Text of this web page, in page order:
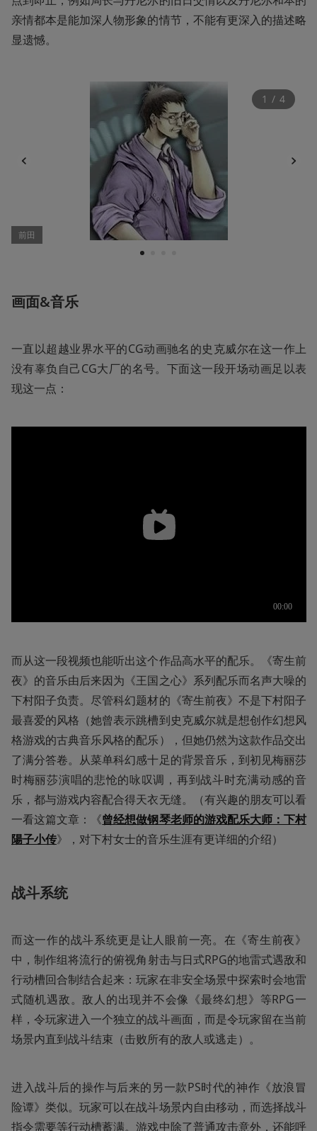
亲情都本是能加深人物形象的情节，不能有更深入的描述略
显遗憾。
前田
1
1 / 4
画面&音乐
一直以超越业界水平的CG动画驰名的史克威尔在这一作上
没有辜负自己CG大厂的名号。下面这一段开场动画足以表
现这一点：
而从这一段视频也能听出这个作品高水平的配乐。《寄生前
夜》的音乐由后来因为《王国之心》系列配乐而名声大噪的
下村阳子负责。尽管科幻题材的《寄生前夜》不是下村阳子
最喜爱的风格（她曾表示跳槽到史克威尔就是想创作幻想风
格游戏的古典音乐风格的配乐），但她仍然为这款作品交出
了满分答卷。从菜单科幻感十足的背景音乐，到初见梅丽莎
时梅丽莎演唱的悲怆的咏叹调，再到战斗时充满动感的音
乐，都与游戏内容配合得天衣无缝。（有兴趣的朋友可以看
一看这篇文章：《曾经想做钢琴老师的游戏配乐大师：下村
陽子小传》，对下村女士的音乐生涯有更详细的介绍）
战斗系统
而这一作的战斗系统更是让人眼前一亮。在《寄生前夜》
中，制作组将流行的俯视角射击与日式RPG的地雷式遇敌和
行动槽回合制结合起来：玩家在非安全场景中探索时会地雷
式随机遇敌。敌人的出现并不会像《最终幻想》等RPG一
样，令玩家进入一个独立的战斗画面，而是令玩家留在当前
场景内直到战斗结束（击败所有的敌人或逃走）。
进入战斗后的操作与后来的另一款PS时代的神作《放浪冒
险谭》类似。玩家可以在战斗场景内自由移动，而选择战斗
指令需要等行动槽蓄满。游戏中除了普通攻击意外，还能呼